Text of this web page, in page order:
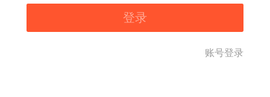
登录
账号登录